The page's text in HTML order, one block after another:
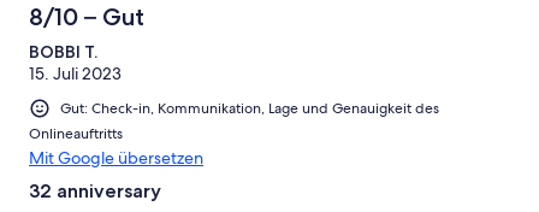
8/10 – Gut
BOBBI T.
15. Juli 2023
Gut: Check-in, Kommunikation, Lage und Genauigkeit des
Onlineauftritts
Mit Google übersetzen
32 anniversary